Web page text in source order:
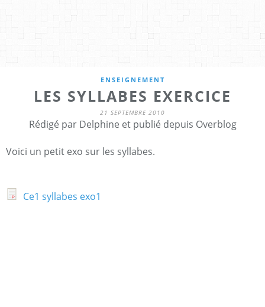
ENSEIGNEMENT
LES SYLLABES EXERCICE
21 SEPTEMBRE 2010
Rédigé par Delphine et publié depuis Overblog
Voici un petit exo sur les syllabes.
Ce1 syllabes exo1